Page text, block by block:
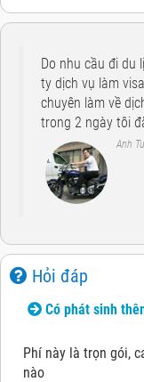
Do nhu cầu đi du
ty dịch vụ làm
chuyên làm về
trong 2 ngày tôi
Anh
Hỏi đáp
Có phát sinh
Phí này là trọn gói,
nào